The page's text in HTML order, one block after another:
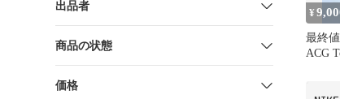
出品者
商品の状態
価格
¥
最終
ACG